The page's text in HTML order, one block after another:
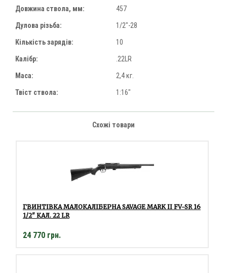
Довжина ствола, мм: 457
Дулова різьба: 1/2"-28
Кількість зарядів: 10
Калібр: .22LR
Маса: 2,4 кг.
Твіст ствола: 1:16"
Схожі товари
ГВИНТІВКА МАЛОКАЛІБЕРНА SAVAGE MARK II FV-SR 16
1/2" КАЛ. 22 LR
24 770 грн.